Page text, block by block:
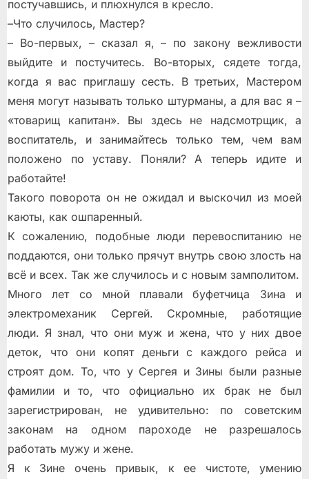
постучавшись, и плюхнулся в кресло.
–Что случилось, Мастер?
– Во-первых, – сказал я, – по закону вежливости
выйдите и постучитесь. Во-вторых, сядете тогда,
когда я вас приглашу сесть. В третьих, Мастером
меня могут называть только штурманы, а для вас я –
«товарищ капитан». Вы здесь не надсмотрщик, а
воспитатель, и занимайтесь только тем, чем вам
положено по уставу. Поняли? А теперь идите и
работайте!
Такого поворота он не ожидал и выскочил из моей
каюты, как ошпаренный.
К сожалению, подобные люди перевоспитанию не
поддаются, они только прячут внутрь свою злость на
всё и всех. Так же случилось и с новым замполитом.
Много лет со мной плавали буфетчица Зина и
электромеханик Сергей. Скромные, работящие
люди. Я знал, что они муж и жена, что у них двое
деток, что они копят деньги с каждого рейса и
строят дом. То, что у Сергея и Зины были разные
фамилии и то, что официально их брак не был
зарегистрирован, не удивительно: по советским
законам на одном пароходе не разрешалось
работать мужу и жене.
Я к Зине очень привык, к ее чистоте, умению